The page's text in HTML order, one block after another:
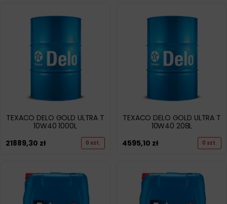
TEXACO DELO GOLD ULTRA T
10W40 1000L
21889,30 zł 0 szt.
TEXACO DELO GOLD ULTRA T
10W40 208L
4595,10 zł 0 szt.